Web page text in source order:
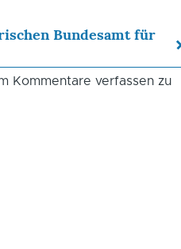
Bundesamt für
Kommentare verfassen zu